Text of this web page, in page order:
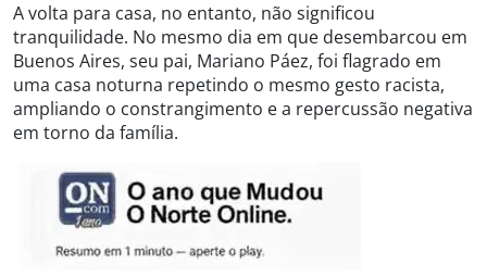
A volta para casa, no entanto, não significou
tranquilidade. No mesmo dia em que desembarcou em
Buenos Aires, seu pai, Mariano Páez, foi flagrado em
uma casa noturna repetindo o mesmo gesto racista,
ampliando o constrangimento e a repercussão negativa
em torno da família.